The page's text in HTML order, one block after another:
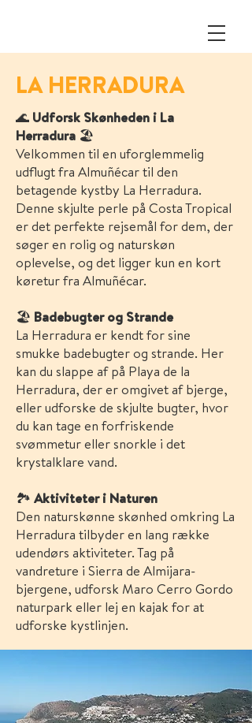
LA HERRADURA
🌊 Udforsk Skønheden i La
Herradura 🏖️
Velkommen til en uforglemmelig
udflugt fra Almuñécar til den
betagende kystby La Herradura.
Denne skjulte perle på Costa Tropical
er det perfekte rejsemål for dem, der
søger en rolig og naturskøn
oplevelse, og det ligger kun en kort
køretur fra Almuñécar.
🏖️ Badebugter og Strande
La Herradura er kendt for sine
smukke badebugter og strande. Her
kan du slappe af på Playa de la
Herradura, der er omgivet af bjerge,
eller udforske de skjulte bugter, hvor
du kan tage en forfriskende
svømmetur eller snorkle i det
krystalklare vand.
🏞️ Aktiviteter i Naturen
Den naturskønne skønhed omkring La
Herradura tilbyder en lang række
udendørs aktiviteter. Tag på
vandreture i Sierra de Almijara-
bjergene, udforsk Maro Cerro Gordo
naturpark eller lej en kajak for at
udforske kystlinjen.